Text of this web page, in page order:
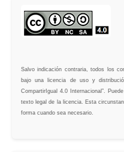
Salvo indicación contraria, todos los
bajo una licencia de uso y
CompartirIgual 4.0 Internacional”.
texto legal de la licencia. Esta
forma cuando sea necesario.